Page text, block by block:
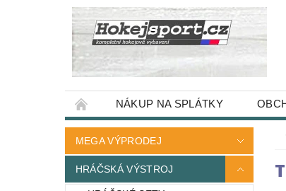
NÁKUP NA SPLÁTKY
MEGA VÝPRODEJ
HRÁČSKÁ VÝSTROJ